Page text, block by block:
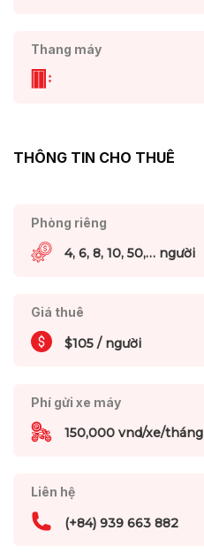
Thang máy
THÔNG TIN CHO THUÊ
Phòng riêng
4, 6, 8, 10, 50,… người
Giá thuê
$105 / người
Phí gửi xe máy
150,000 vnd/xe/tháng
Liên hệ
(+84) 939 663 882